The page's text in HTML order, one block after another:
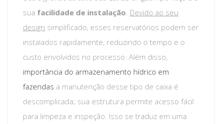
sua facilidade de instalação Devido ao seu
design simplificado, esses reservatórios podem ser
instalados rapidamente, reduzindo o tempo e o
custo envolvidos no processo. Além disso,
importância do armazenamento hídrico em
fazendas a manutenção desse tipo de caixa é
descomplicada; sua estrutura permite acesso fácil
para limpeza e inspeção. Isso se traduz em uma